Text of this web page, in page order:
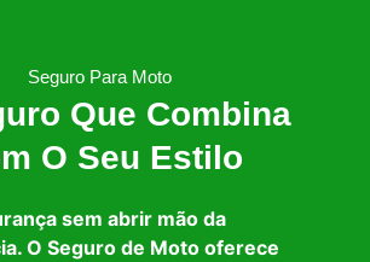
Seguro Para Moto
Que Combina
O Seu Estilo
sem abrir mão da
O Seguro de Moto oferece